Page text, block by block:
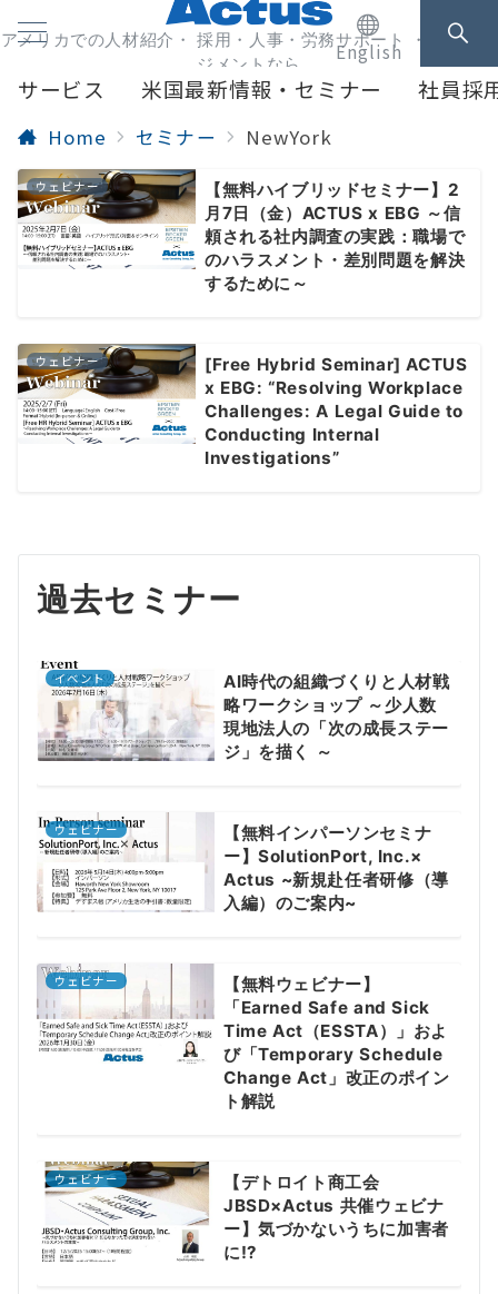
アメリカでの人材紹介・ 採用・人事・労務サポート ・人事マネ
ジメントなら
English
サービス 米国最新情報・セミナー 社員採
Home セミナー NewYork
ウェビナー
【無料ハイブリッドセミナー】2
月7日（金）ACTUS x EBG ～信
頼される社内調査の実践：職場で
のハラスメント・差別問題を解決
するために～
ウェビナー
[Free Hybrid Seminar] ACTUS
x EBG: “Resolving Workplace
Challenges: A Legal Guide to
Conducting Internal
Investigations”
過去セミナー
イベント
AI時代の組織づくりと人材戦
略ワークショップ ～少人数
現地法人の「次の成長ステー
ジ」を描く ～
ウェビナー
【無料インパーソンセミナ
ー】SolutionPort, Inc.×
Actus ~新規赴任者研修（導
入編）のご案内~
ウェビナー
【無料ウェビナー】
「Earned Safe and Sick
Time Act（ESSTA）」およ
び「Temporary Schedule
Change Act」改正のポイン
ト解説
ウェビナー
【デトロイト商工会
JBSD×Actus 共催ウェビナ
ー】気づかないうちに加害者
に⁉